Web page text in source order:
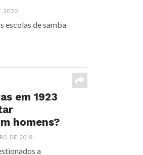
2020
escolas de samba
em 1923
homens?
DE 2019
a